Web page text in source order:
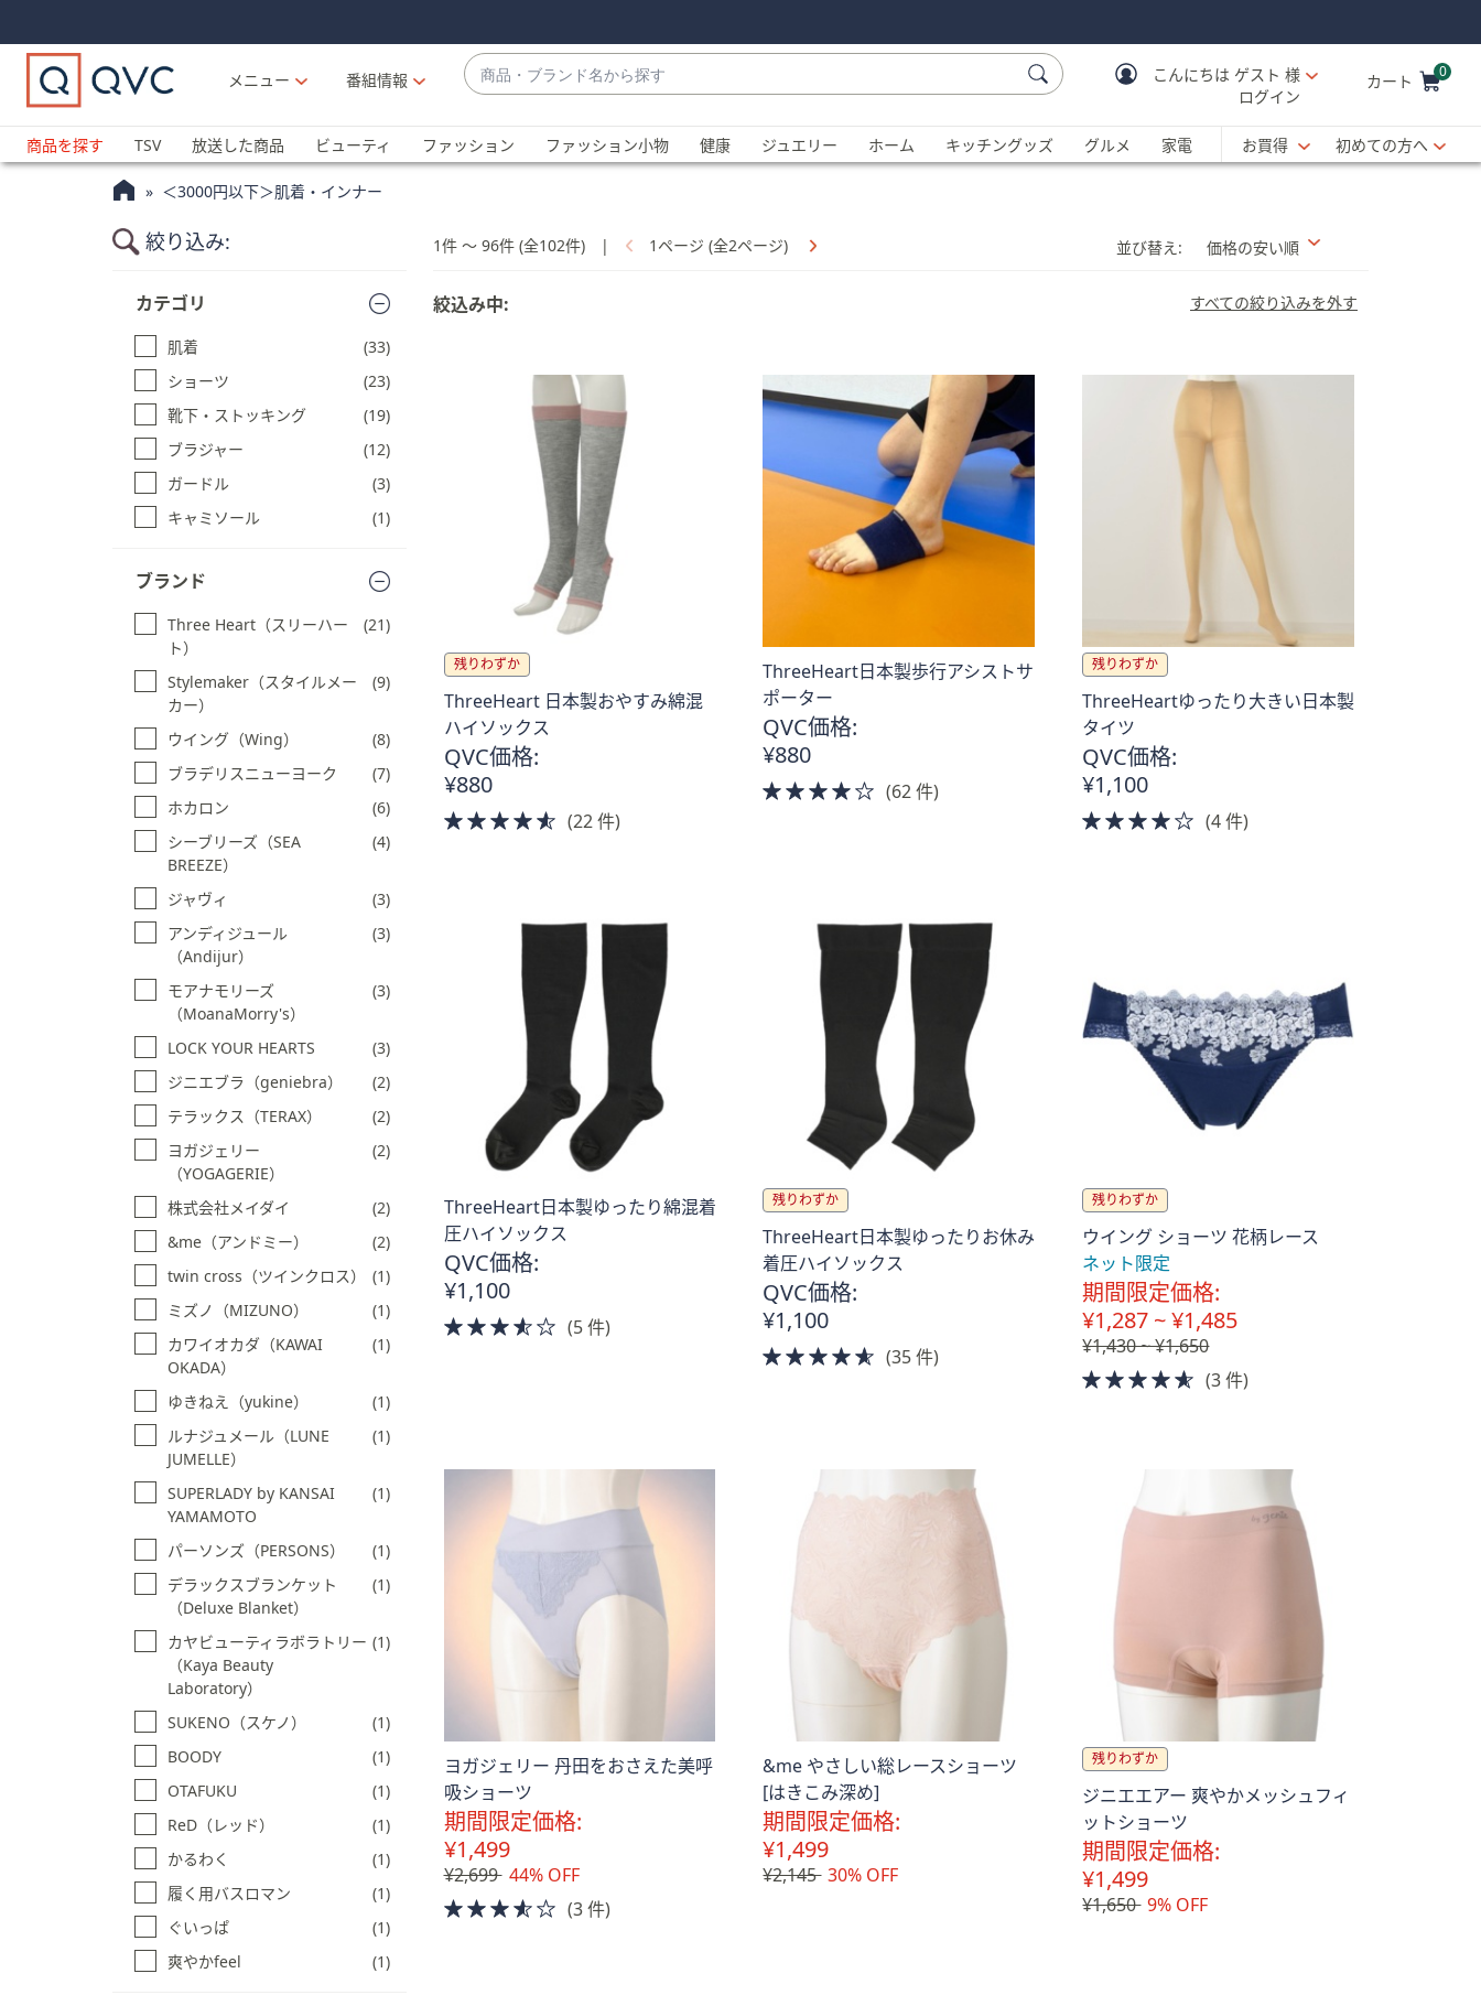
Links
Links2
メニュー
番組情報
商
品・
ラ
ン
か
探
補
が
可
な
場
ッ
デ
バ
イ
ス
で
す。
こんにちは ゲスト 様
ログイン
カート 0
商品を探す
TSV 放送した商品 ビューティ ファッション ファッション小物 健康 ジュエリー ホーム キッチングッズ グルメ 家電 お買得 初めての方へ
＜3000円以下＞肌着・インナー
絞り込み:
カテゴリ
肌着
(33)
ショーツ
(23)
靴下・ストッキング
(19)
ブラジャー
(12)
ガードル
(3)
キャミソール
(1)
ブランド
Three Heart（スリーハー
ト）
(21)
Stylemaker（スタイルメー
カー）
(9)
ウイング（Wing）
(8)
ブラデリスニューヨーク
(7)
ホカロン
(6)
シーブリーズ（SEA
BREEZE）
(4)
ジャヴィ
(3)
アンディジュール
（Andijur）
(3)
モアナモリーズ
（MoanaMorry's）
(3)
LOCK YOUR HEARTS
(3)
ジニエブラ（geniebra）
(2)
テラックス（TERAX）
(2)
ヨガジェリー
（YOGAGERIE）
(2)
株式会社メイダイ
(2)
&me（アンドミー）
(2)
twin cross（ツインクロス）
(1)
ミズノ（MIZUNO）
(1)
カワイオカダ（KAWAI
OKADA）
(1)
ゆきねえ（yukine）
(1)
ルナジュメール（LUNE
JUMELLE）
(1)
SUPERLADY by KANSAI
YAMAMOTO
(1)
パーソンズ（PERSONS）
(1)
デラックスブランケット
（Deluxe Blanket）
(1)
カヤビューティラボラトリー
（Kaya Beauty
Laboratory）
(1)
SUKENO（スケノ）
(1)
BOODY
(1)
OTAFUKU
(1)
ReD（レッド）
(1)
かるわく
(1)
履く用バスロマン
(1)
ぐいっぱ
(1)
爽やかfeel
(1)
1件 〜 96件 (全102件) | 1ページ (全2ページ) 並び替え: 価格の安い順
すべての絞り込みを外す
絞込み中:
残りわずか
ThreeHeart 日本製おやすみ綿混
ハイソックス
QVC価格:
¥880
4.5
(22 件)
ThreeHeart日本製歩行アシストサ
ポーター
QVC価格:
¥880
4.0
(62 件)
残りわずか
ThreeHeartゆったり大きい日本製
タイツ
QVC価格:
¥1,100
4.0
(4 件)
ThreeHeart日本製ゆったり綿混着
圧ハイソックス
QVC価格:
¥1,100
3.5
(5 件)
残りわずか
ThreeHeart日本製ゆったりお休み
着圧ハイソックス
QVC価格:
¥1,100
4.5
(35 件)
残りわずか
ウイング ショーツ 花柄レース
ネット限定
期間限定価格:
¥1,287 ~ ¥1,485
¥1,430 ~ ¥1,650
4.5
(3 件)
ヨガジェリー 丹田をおさえた美呼
吸ショーツ
期間限定価格:
¥1,499
¥2,699 44% OFF
3.5
(3 件)
&me やさしい総レースショーツ
[はきこみ深め]
期間限定価格:
¥1,499
¥2,145 30% OFF
残りわずか
ジニエエアー 爽やかメッシュフィ
ットショーツ
期間限定価格:
¥1,499
¥1,650 9% OFF